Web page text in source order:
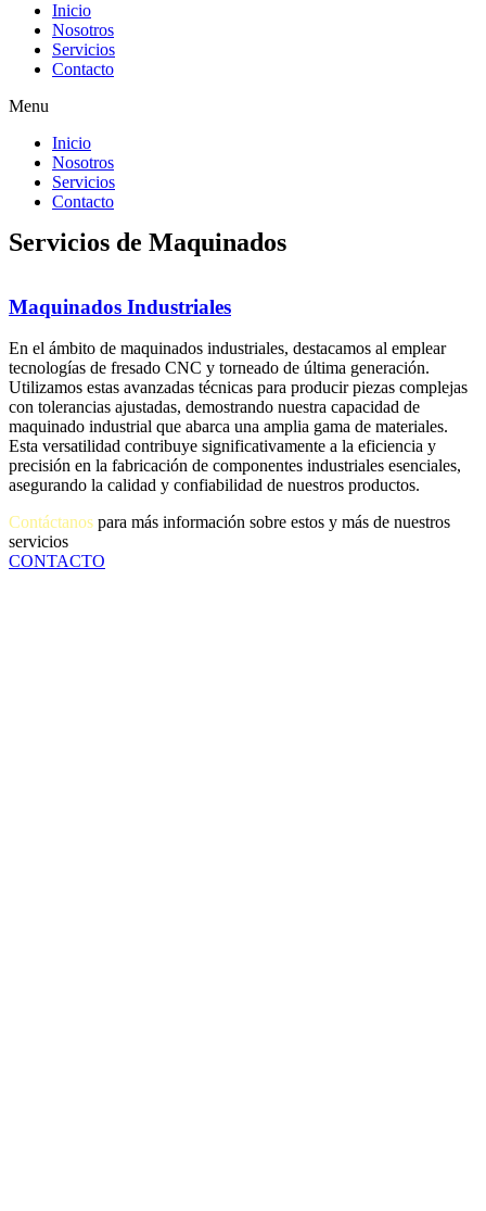
Inicio
Nosotros
Servicios
Contacto
Menu
Inicio
Nosotros
Servicios
Contacto
Servicios de Maquinados
Maquinados Industriales
En el ámbito de maquinados industriales, destacamos al emplear
tecnologías de fresado CNC y torneado de última generación.
Utilizamos estas avanzadas técnicas para producir piezas complejas
con tolerancias ajustadas, demostrando nuestra capacidad de
maquinado industrial que abarca una amplia gama de materiales.
Esta versatilidad contribuye significativamente a la eficiencia y
precisión en la fabricación de componentes industriales esenciales,
asegurando la calidad y confiabilidad de nuestros productos.
Contáctanos para más información sobre estos y más de nuestros
servicios
CONTACTO